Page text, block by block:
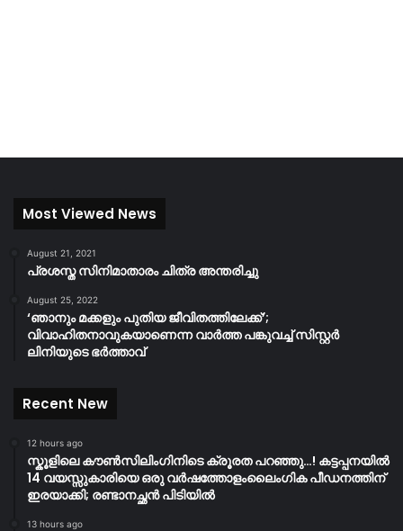
Most Viewed News
August 21, 2021
പ്രശസ്ത സിനിമാതാരം ചിത്ര അന്തരിച്ചു
August 25, 2022
‘ഞാനും മക്കളും പുതിയ ജീവിതത്തിലേക്ക്’;
വിവാഹിതനാവുകയാണെന്ന വാർത്ത പങ്കുവച്ച് സിസ്റ്റർ
ലിനിയുടെ ഭർത്താവ്
Recent New
12 hours ago
സ്കൂളിലെ കൗൺസിലിംഗിനിടെ ക്രൂരത പറഞ്ഞു…! കട്ടപ്പനയിൽ
14 വയസ്സുകാരിയെ ഒരു വർഷത്തോളംലൈംഗിക പീഡനത്തിന്
ഇരയാക്കി; രണ്ടാനച്ഛൻ പിടിയിൽ
13 hours ago